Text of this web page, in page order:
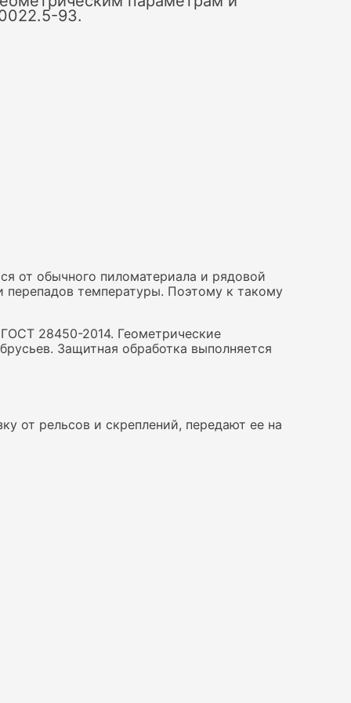
93.
от обычного пиломатериала и рядовой
перепадов температуры. Поэтому к такому
28450-2014. Геометрические
Защитная обработка выполняется
от рельсов и скреплений, передают ее на
мостового полотна и